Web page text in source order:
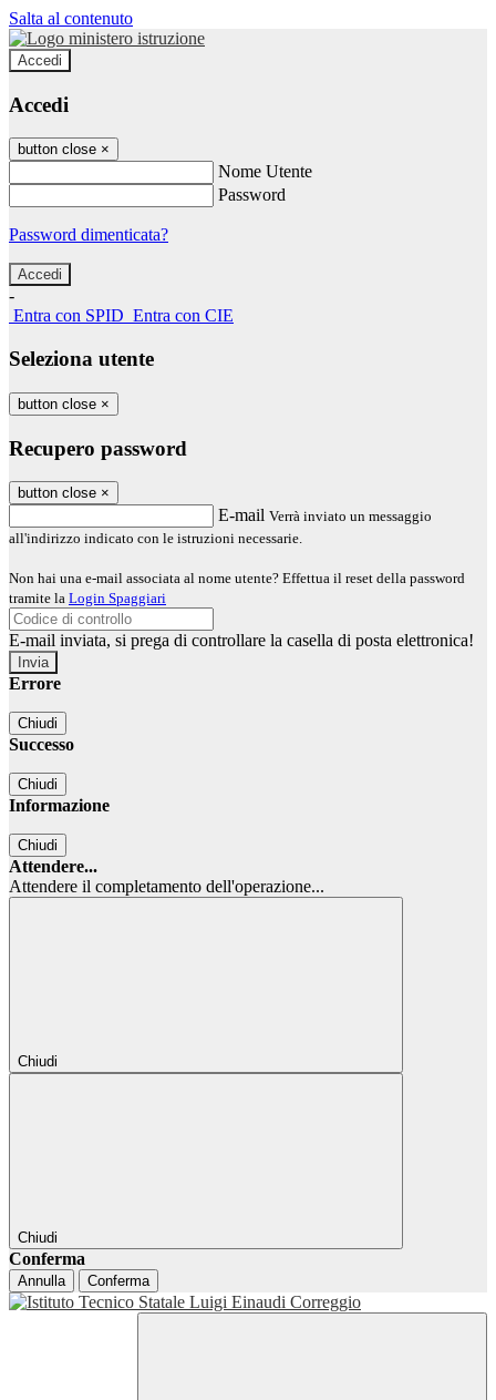
Salta al contenuto
Accedi
Accedi
button close ×
Nome Utente
Password
Password dimenticata?
-
Entra con SPID Entra con CIE
Seleziona utente
button close ×
Recupero password
button close ×
E-mail Verrà inviato un messaggio
all'indirizzo indicato con le istruzioni necessarie.
Non hai una e-mail associata al nome utente? Effettua il reset della password
tramite la Login Spaggiari
E-mail inviata, si prega di controllare la casella di posta elettronica!
Errore
Chiudi
Successo
Chiudi
Informazione
Chiudi
Attendere...
Attendere il completamento dell'operazione...
Chiudi
Chiudi
Conferma
Annulla Conferma